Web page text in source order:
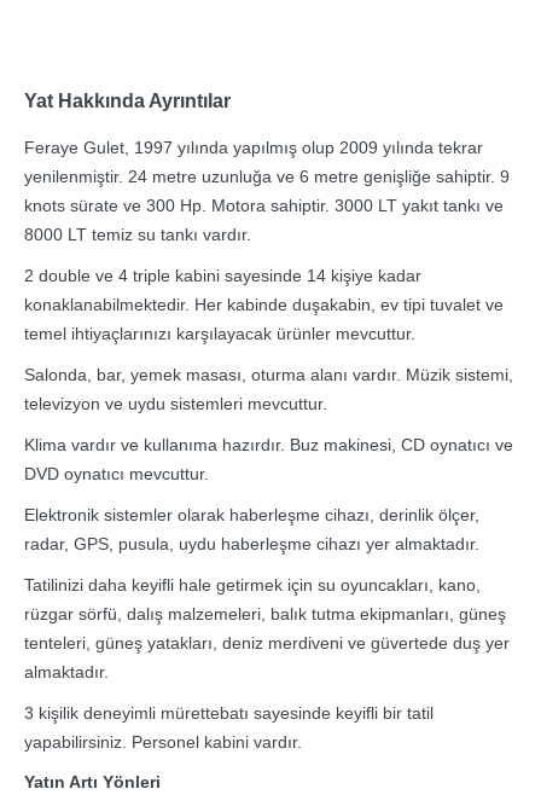
Yat Hakkında Ayrıntılar
Feraye Gulet, 1997 yılında yapılmış olup 2009 yılında tekrar
yenilenmiştir. 24 metre uzunluğa ve 6 metre genişliğe sahiptir. 9
knots sürate ve 300 Hp. Motora sahiptir. 3000 LT yakıt tankı ve
8000 LT temiz su tankı vardır.
2 double ve 4 triple kabini sayesinde 14 kişiye kadar
konaklanabilmektedir. Her kabinde duşakabin, ev tipi tuvalet ve
temel ihtiyaçlarınızı karşılayacak ürünler mevcuttur.
Salonda, bar, yemek masası, oturma alanı vardır. Müzik sistemi,
televizyon ve uydu sistemleri mevcuttur.
Klima vardır ve kullanıma hazırdır. Buz makinesi, CD oynatıcı ve
DVD oynatıcı mevcuttur.
Elektronik sistemler olarak haberleşme cihazı, derinlik ölçer,
radar, GPS, pusula, uydu haberleşme cihazı yer almaktadır.
Tatilinizi daha keyifli hale getirmek için su oyuncakları, kano,
rüzgar sörfü, dalış malzemeleri, balık tutma ekipmanları, güneş
tenteleri, güneş yatakları, deniz merdiveni ve güvertede duş yer
almaktadır.
3 kişilik deneyimli mürettebatı sayesinde keyifli bir tatil
yapabilirsiniz. Personel kabini vardır.
Yatın Artı Yönleri